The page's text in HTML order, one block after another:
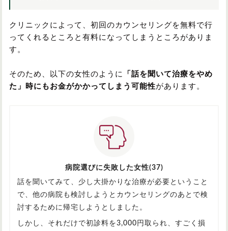
クリニックによって、初回のカウンセリングを無料で行
ってくれるところと有料になってしまうところがありま
す。
そのため、以下の女性のように
「話を聞いて治療をやめ
た」時にもお金がかかってしまう可能性があります。
病院選びに失敗した女性(37)
話を聞いてみて、少し大掛かりな治療が必要ということ
で、他の病院も検討しようとカウンセリングのあとで検
討するために帰宅しようとしました。
しかし、それだけで初診料を3,000円取られ、すごく損